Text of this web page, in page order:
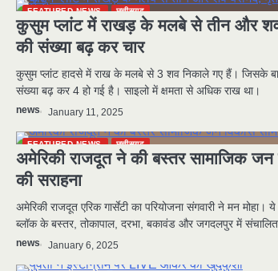
FEATURED NEWS छत्तीसगढ़
कुसुम प्लांट में राखड़ के मलबे से तीन और
की संख्या बढ़ कर चार
कुसुम प्लांट हादसे में राख के मलबे से 3 शव निकाले गए हैं। जिसके
संख्या बढ़ कर 4 हो गई है। साइलो में क्षमता से अधिक राख था।
news January 11, 2025
FEATURED NEWS छत्तीसगढ़
अमेरिकी राजदूत ने की बस्तर सामाजिक जन
की सराहना
अमेरिकी राजदूत एरिक गार्सेटी का परियोजना संगवारी ने मन मोहा।
ब्लॉक के बस्तर, तोकापाल, दरभा, बकावंड और जगदलपुर में
news January 6, 2025